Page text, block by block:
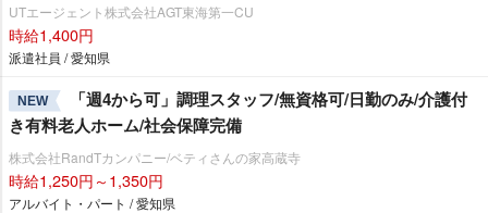
UTエージェント株式会社AGT東海第一CU
時給1,400円
派遣社員 / 愛知県
NEW
「週4から可」調理スタッフ/無資格可/日勤のみ/介護付
き有料老人ホーム/社会保障完備
株式会社RandTカンパニー/ベティさんの家高蔵寺
時給1,250円～1,350円
アルバイト・パート / 愛知県